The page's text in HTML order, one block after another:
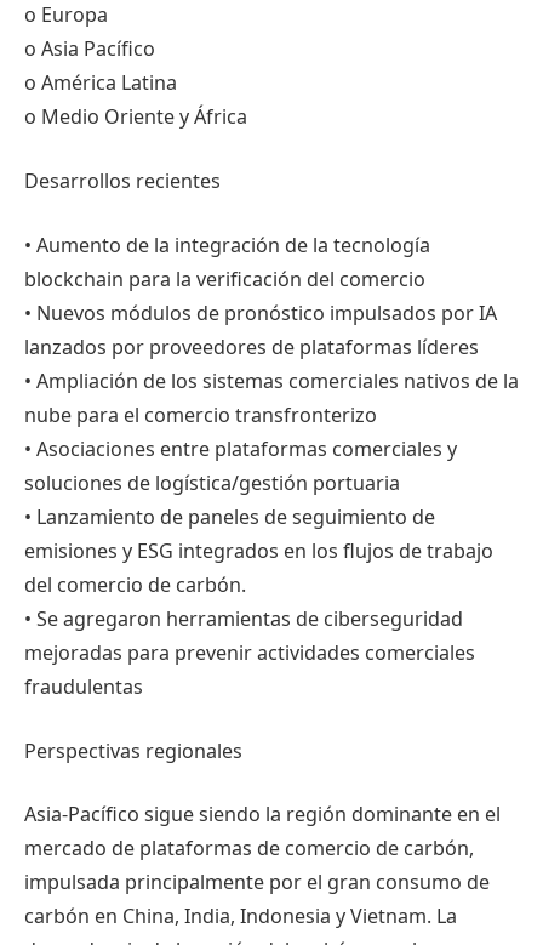
o Europa
o Asia Pacífico
o América Latina
o Medio Oriente y África
Desarrollos recientes
• Aumento de la integración de la tecnología
blockchain para la verificación del comercio
• Nuevos módulos de pronóstico impulsados ​​por IA
lanzados por proveedores de plataformas líderes
• Ampliación de los sistemas comerciales nativos de la
nube para el comercio transfronterizo
• Asociaciones entre plataformas comerciales y
soluciones de logística/gestión portuaria
• Lanzamiento de paneles de seguimiento de
emisiones y ESG integrados en los flujos de trabajo
del comercio de carbón.
• Se agregaron herramientas de ciberseguridad
mejoradas para prevenir actividades comerciales
fraudulentas
Perspectivas regionales
Asia-Pacífico sigue siendo la región dominante en el
mercado de plataformas de comercio de carbón,
impulsada principalmente por el gran consumo de
carbón en China, India, Indonesia y Vietnam. La